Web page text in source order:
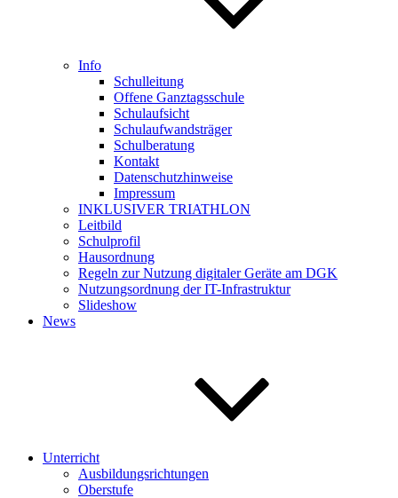
Info
Schulleitung
Offene Ganztagsschule
Schulaufsicht
Schulaufwandsträger
Schulberatung
Kontakt
Datenschutzhinweise
Impressum
INKLUSIVER TRIATHLON
Leitbild
Schulprofil
Hausordnung
Regeln zur Nutzung digitaler Geräte am DGK
Nutzungsordnung der IT-Infrastruktur
Slideshow
News
Unterricht
Ausbildungsrichtungen
Oberstufe